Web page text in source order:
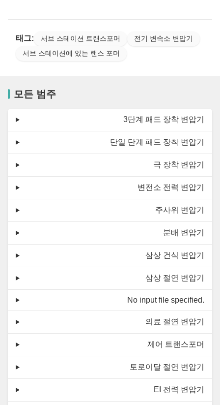
태그: 서브 스테이션 트랜스포머
전기 변속소 변압기
서브 스테이션에 있는 랜스 포머
모든 범주
3단계 패드 장착 변압기
단일 단계 패드 장착 변압기
극 장착 변압기
변전소 전력 변압기
주사위 변압기
분배 변압기
삼상 건식 변압기
삼상 절연 변압기
No input file specified.
의료 절연 변압기
제어 트랜스포머
토로이달 절연 변압기
EI 전력 변압기